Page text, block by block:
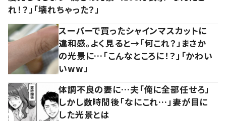
れ！？」「壊れちゃった？」
スーパーで買ったシャインマスカットに
違和感。よく見ると→「何これ？」まさか
の光景に…「こんなところに！？」「かわい
いww」
体調不良の妻に…夫「俺に全部任せろ」
しかし数時間後「なにこれ…」妻が目に
した光景とは